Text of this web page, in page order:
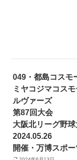
049・都島コスモ
ミヤコジマコス
ルヴァーズ
第87回大会
大阪北リーグ野
2024.05.26
開催・万博スポ